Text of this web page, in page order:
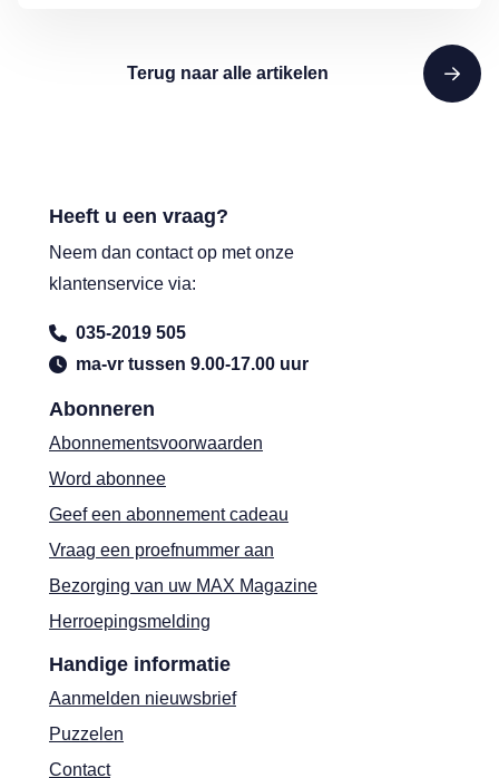
Terug naar alle artikelen
Abonneren
Abonnementsvoorwaarden
Word abonnee
Geef een abonnement cadeau
Vraag een proefnummer aan
Bezorging van uw MAX Magazine
Herroepingsmelding
Handige informatie
Aanmelden nieuwsbrief
Puzzelen
Contact
Heeft u een vraag?
Neem dan contact op met onze
klantenservice via:
035-2019 505
ma-vr tussen 9.00-17.00 uur